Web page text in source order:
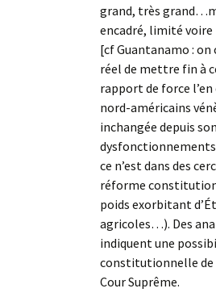
grand, très
encadré, limité voire
[cf Guantanamo : on
réel de mettre fin à
rapport de force
nord-américains
inchangée depuis
dysfonctionnements
ce n’est dans des
réforme
poids exorbitant
agricoles…). Des
indiquent une
constitutionnelle de
Cour Suprême.